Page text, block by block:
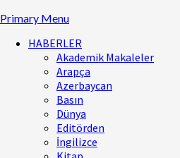
Primary Menu
HABERLER
Akademik Makaleler
Arapça
Azerbaycan
Basın
Dünya
Editörden
İngilizce